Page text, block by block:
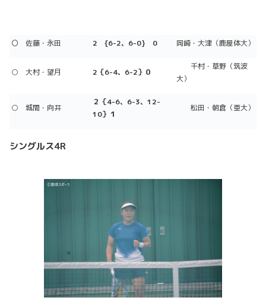
〇 佐藤・永田 2 {6-2、6-0} 0 岡崎・大津（鹿屋体大）
○ 大村・望月 2｛6-4、6-2｝０
千村・草野（筑波
大）
○ 城間・向井
２｛4-6、6-3、12-
10｝１
松田・朝倉（亜大）
シングルス4R